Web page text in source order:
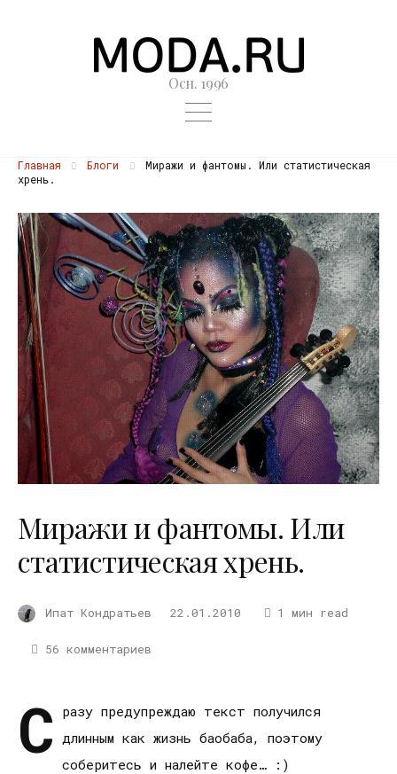
Осн. 1996
Главная Блоги
Миражи и фантомы. Или статистическая
хрень.
Миражи и фантомы. Или
статистическая хрень.
Ипат Кондратьев 22.01.2010 1 мин read
56 комментариев
С разу предупреждаю текст получился
длинным как жизнь баобаба, поэтому
соберитесь и налейте кофе… :)